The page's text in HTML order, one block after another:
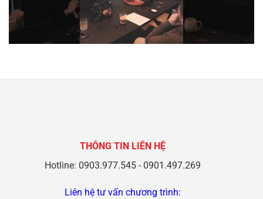
THÔNG TIN LIÊN HỆ
Hotline: 0903.977.545 - 0901.497.269
Liên hệ tư vấn chương trình: